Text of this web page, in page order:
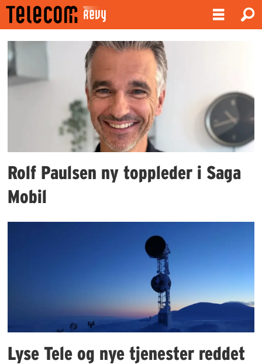
Emne:
mobil
Rolf Paulsen ny toppleder i Saga
Mobil
Lyse Tele og nye tjenester reddet